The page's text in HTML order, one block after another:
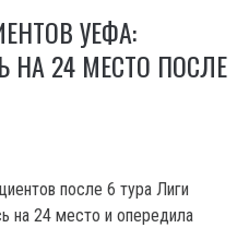
УЕФА:
24 МЕСТО ПОСЛЕ
после 6 тура Лиги
на 24 место и опередила